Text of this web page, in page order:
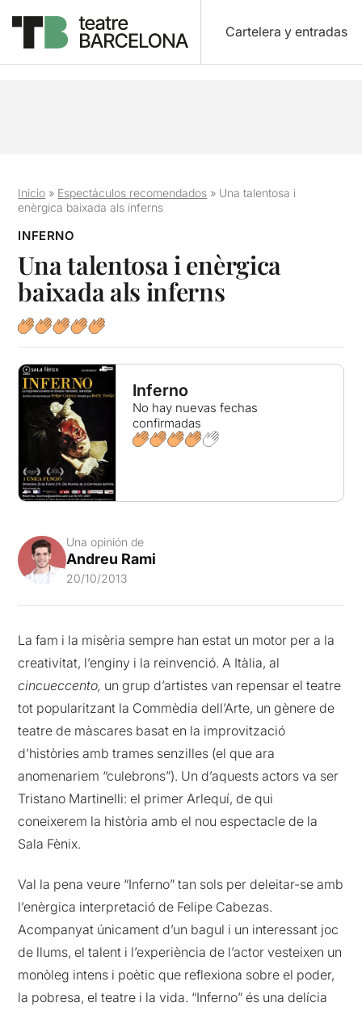
Cartelera y entradas
Inicio » Espectáculos recomendados » Una talentosa i
enèrgica baixada als inferns
INFERNO
Una talentosa i enèrgica
baixada als inferns
Inferno
No hay nuevas fechas
confirmadas
Una opinión de
Andreu Rami
20/10/2013
La fam i la misèria sempre han estat un motor per a la
creativitat, l’enginy i la reinvenció. A Itàlia, al
cincueccento, un grup d’artistes van repensar el teatre
tot popularitzant la Commèdia dell’Arte, un gènere de
teatre de màscares basat en la improvització
d’històries amb trames senzilles (el que ara
anomenariem “culebrons”). Un d’aquests actors va ser
Tristano Martinelli: el primer Arlequí, de qui
coneixerem la història amb el nou espectacle de la
Sala Fènix.
Val la pena veure “Inferno” tan sols per deleitar-se amb
l’enèrgica interpretació de Felipe Cabezas.
Acompanyat únicament d’un bagul i un interessant joc
de llums, el talent i l’experiència de l’actor vesteixen un
monòleg intens i poètic que reflexiona sobre el poder,
la pobresa, el teatre i la vida. “Inferno” és una delícia